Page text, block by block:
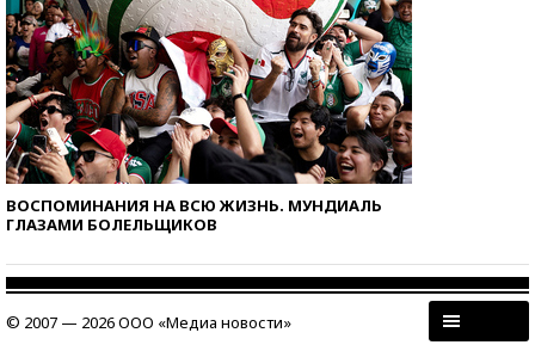
ВОСПОМИНАНИЯ НА ВСЮ ЖИЗНЬ. МУНДИАЛЬ
ГЛАЗАМИ БОЛЕЛЬЩИКОВ
© 2007 — 2026 ООО «Медиа новости»